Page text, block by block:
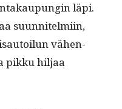
läpi.
suun­nitelmi­in,
vähen­
pikku hil­jaa